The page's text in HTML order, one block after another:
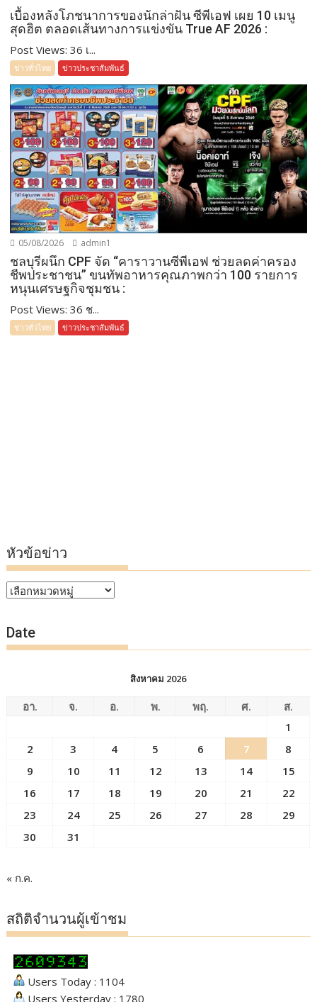
เบื้องหลังโภชนาการของนักล่าฝัน ซีพีเอฟ เผย 10 เมนู
สุดฮิต ตลอดเส้นทางการแข่งขัน True AF 2026 :
Post Views: 36 เ...
ข่าวทั่วไทย ข่าวประชาสัมพันธ์
05/08/2026 admin1
ชลบุรีผนึก CPF จัด “คาราวานซีพีเอฟ ช่วยลดค่าครอง
ชีพประชาชน” ขนทัพอาหารคุณภาพกว่า 100 รายการ
หนุนเศรษฐกิจชุมชน :
Post Views: 36 ช...
ข่าวทั่วไทย ข่าวประชาสัมพันธ์
หัวข้อข่าว
หัวข้อ
Date
สิงหาคม 2026
อา. จ. อ. พ. พฤ. ศ.
ส.
1
2
3 4 5 6 7
8
9
10 11 12 13 14
15
16
17 18 19 20 21
22
23
24 25 26 27 28
29
30
31
« ก.ค.
สถิติจำนวนผู้เข้าชม
Users Today : 1104
Users Yesterday : 1780